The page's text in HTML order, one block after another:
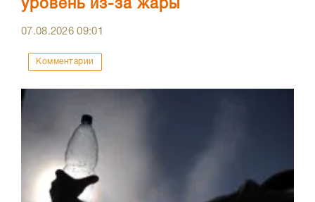
уровень из-за жары
07.08.202609:01
Комментарии